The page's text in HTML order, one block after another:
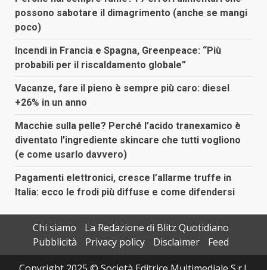
possono sabotare il dimagrimento (anche se mangi
poco)
Incendi in Francia e Spagna, Greenpeace: “Più
probabili per il riscaldamento globale”
Vacanze, fare il pieno è sempre più caro: diesel
+26% in un anno
Macchie sulla pelle? Perché l’acido tranexamico è
diventato l’ingrediente skincare che tutti vogliono
(e come usarlo davvero)
Pagamenti elettronici, cresce l’allarme truffe in
Italia: ecco le frodi più diffuse e come difendersi
Chi siamo
La Redazione di Blitz Quotidiano
Pubblicità
Privacy policy Disclaimer
Feed